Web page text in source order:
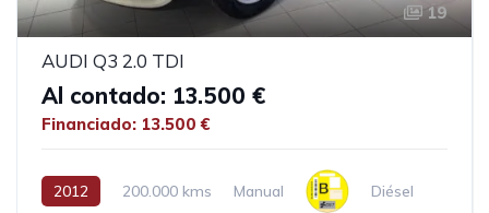
19
AUDI Q3 2.0 TDI
Al contado: 13.500 €
Financiado: 13.500 €
2012 200.000 kms Manual Diésel